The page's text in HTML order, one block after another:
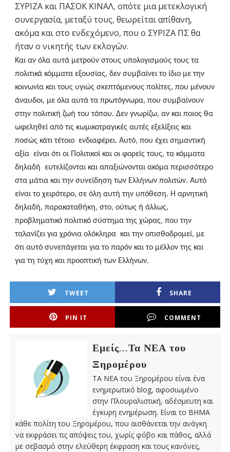
ΣΥΡΙΖΑ και ΠΑΣΟΚ ΚΙΝΑΛ, οπότε μια μετεκλογική
συνεργασία, μεταξύ τους, θεωρείται απίθανη,
ακόμα και στο ενδεχόμενο, που ο ΣΥΡΙΖΑ ΠΣ θα
ήταν ο νικητής των εκλογών.
Και αν όλα αυτά μετρούν στους υπολογισμούς τους τα
πολιτικά κόμματα εξουσίας, δεν συμβαίνει το ίδιο με την
κοινωνία και τους υγιώς σκεπτόμενους πολίτες, που μένουν
άναυδοι, με όλα αυτά τα πρωτόγνωρα, που συμβαίνουν
στην πολιτική ζωή του τόπου. Δεν γνωρίζω, αν και ποιος θα
ωφεληθεί από τις κωμικοτραγικές αυτές εξελίξεις και
ποσώς κάτι τέτοιο ενδιαφέρει. Αυτό, που έχει σημαντική
αξία είναι ότι οι Πολιτικοί και οι φορείς τους, τα κόμματα
δηλαδή ευτελίζονται και απαξιώνονται ακόμα περισσότερο
στα μάτια και την συνείδηση των Ελλήνων πολιτών. Αυτό
είναι το χειρότερο, σε όλη αυτή την υπόθεση. Η αρνητική
δηλαδή, παρακαταθήκη, στο, ούτως ή άλλως,
προβληματικό πολιτικό σύστημα της χώρας, που την
ταλανίζει για χρόνια ολόκληρα και την οπισθοδρομεί, με
ότι αυτό συνεπάγεται για το παρόν και το μέλλον της και
για τη τύχη και προοπτική των Ελλήνων.
TWEET SHARE
PIN IT COMMENT
Εμείς...Τα ΝΕΑ του
Ξηρομέρου
ΤΑ ΝΕΑ του Ξηρομέρου είναι ένα
ενημερωτικό blog, αφοσιωμένο
στην Πλουραλιστική, αδέσμευτη και
έγκυρη ενημέρωση. Είναι το ΒΗΜΑ
κάθε πολίτη του Ξηρομέρου, που αισθάνεται την ανάγκη
να εκφράσει τις απόψεις του, χωρίς φόβο και πάθος, αλλά
με σεβασμό στην ελεύθερη έκφραση και τους κανόνες,